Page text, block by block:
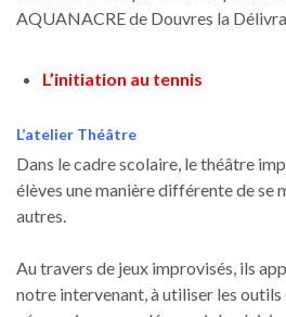
AQUANACRE de Douvres la
L’initiation au tennis
L’atelier Théâtre
Dans le cadre scolaire, le théâtre
élèves une manière différente de se
autres.
Au travers de jeux improvisés, ils
notre intervenant, à utiliser les outils